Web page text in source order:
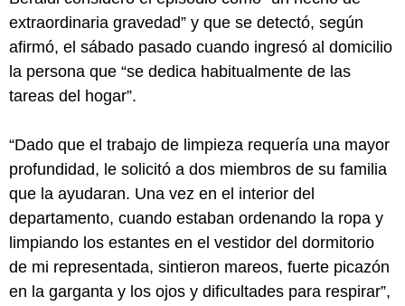
extraordinaria gravedad” y que se detectó, según
afirmó, el sábado pasado cuando ingresó al domicilio
la persona que “se dedica habitualmente de las
tareas del hogar”.
“Dado que el trabajo de limpieza requería una mayor
profundidad, le solicitó a dos miembros de su familia
que la ayudaran. Una vez en el interior del
departamento, cuando estaban ordenando la ropa y
limpiando los estantes en el vestidor del dormitorio
de mi representada, sintieron mareos, fuerte picazón
en la garganta y los ojos y dificultades para respirar”,